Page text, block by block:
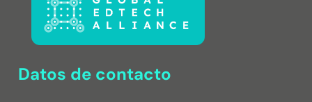
Datos de contacto